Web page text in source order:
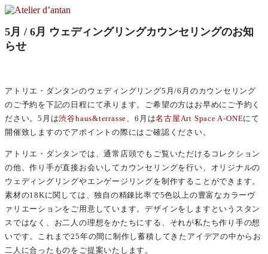
コ
テ
ン
ッ
プ
Atelier d’antan
アトリエ・ダンタンは神戸を拠点とし、十数名の職人たちの
5月 / 6月 ウェディングリングカウンセリングのお知
らせ
アトリエ・ダンタンのウェディングリング5月/6月のカウンセリング
のご予約を下記の日程にて承ります。ご希望の方はお早めにご予約く
ださい。5月は渋谷haus&terrasse 、6月は名古屋Art Space A-ONEにて
開催致しますのでアポイントの際にはご確認ください。
アトリエ・ダンタンでは、通常店頭でもご覧いただけるコレクション
の他、作り手が直接お会いしてカウンセリングを行い、オリジナルの
ウェディングリングやエンゲージリングを制作することができます。
素材の18Kに関しては、独自の精錬比率で5色以上の豊富なカラーヴ
ァリエーションをご用意しています。デザインをしますというスタン
スではなく、お二人の理想をかたちにする、それが私たち作り手の想
いです。これまで25年の間に制作し蓄積してきたアイデアの中からお
二人に合ったものをご提案いたします。